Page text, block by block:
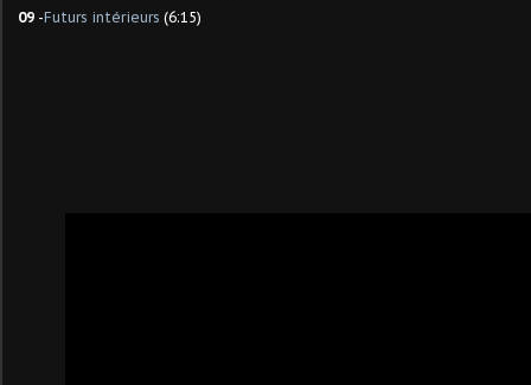
09 -Futurs intérieurs (6:15)